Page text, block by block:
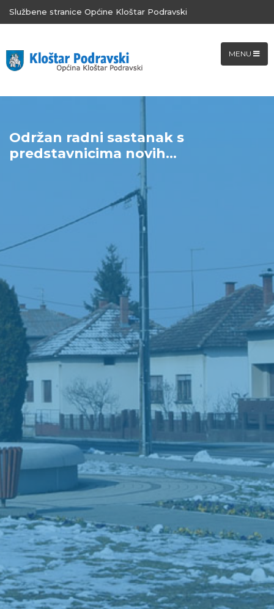
Službene stranice Općine Kloštar Podravski
MENU
Održan radni sastanak s
predstavnicima novih...